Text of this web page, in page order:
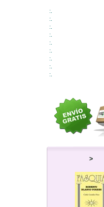
:.
:.
:.
:.
:.
:.
:.
:.
:.
>